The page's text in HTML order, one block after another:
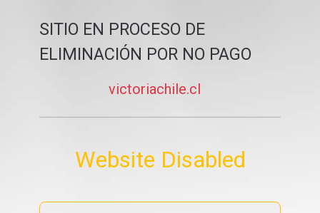
SITIO EN PROCESO DE
ELIMINACIÓN POR NO PAGO
victoriachile.cl
Website Disabled